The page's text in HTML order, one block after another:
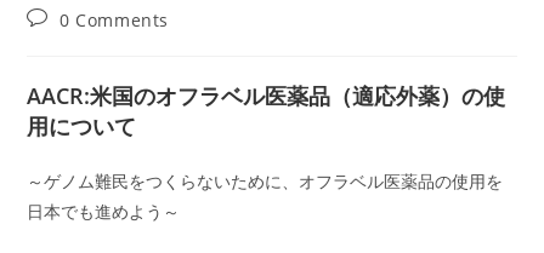
author:
published:
Post0 Comments
AACR:米国のオフラベル医薬品（適応外薬）の使
用について
～ゲノム難民をつくらないために、オフラベル医薬品の使用を
日本でも進めよう～